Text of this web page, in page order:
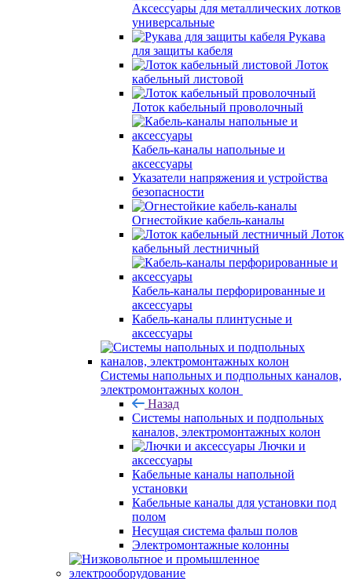
Аксессуары для металлических лотков
универсальные
Рукава
для защиты кабеля
Лоток
кабельный листовой
Лоток кабельный проволочный
Кабель-каналы напольные и
аксессуары
Указатели напряжения и устройства
безопасности
Огнестойкие кабель-каналы
Лоток
кабельный лестничный
Кабель-каналы перфорированные и
аксессуары
Кабель-каналы плинтусные и
аксессуары
Системы напольных и подпольных каналов,
электромонтажных колон
Назад
Системы напольных и подпольных
каналов, электромонтажных колон
Лючки и
аксессуары
Кабельные каналы напольной
установки
Кабельные каналы для установки под
полом
Несущая система фальш полов
Электромонтажные колонны